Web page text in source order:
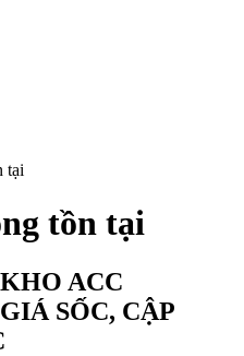
tại
tồn tại
ACC
SỐC, CẬP